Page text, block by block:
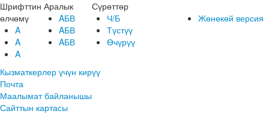
Шрифттин
өлчөмү
A
A
A
Аралык
AБВ
AБВ
AБВ
Сүрөттөр
Ч/Б
Түстүү
Өчүрүү
Жөнөкөй версия
Кызматкерлер үчүн кирүү
Почта
Маалымат байланышы
Сайттын картасы